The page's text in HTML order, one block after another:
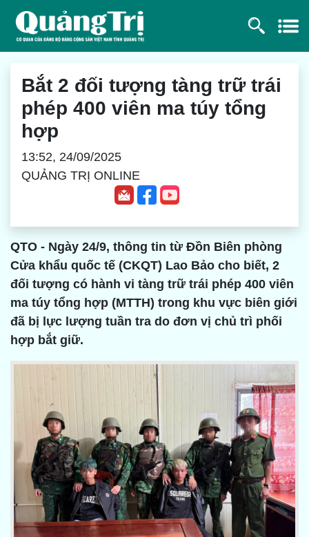
Bắt 2 đối tượng tàng trữ trái
phép 400 viên ma túy tổng
hợp
13:52, 24/09/2025
QUẢNG TRỊ ONLINE
QTO - Ngày 24/9, thông tin từ Đồn Biên phòng
Cửa khẩu quốc tế (CKQT) Lao Bảo cho biết, 2
đối tượng có hành vi tàng trữ trái phép 400 viên
ma túy tổng hợp (MTTH) trong khu vực biên giới
đã bị lực lượng tuần tra do đơn vị chủ trì phối
hợp bắt giữ.